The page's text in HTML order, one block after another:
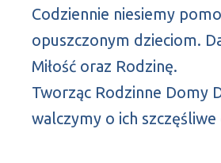
Codziennie niesiemy
opuszczonym dzieciom.
Miłość oraz Rodzinę.
Tworząc Rodzinne Domy
walczymy o ich